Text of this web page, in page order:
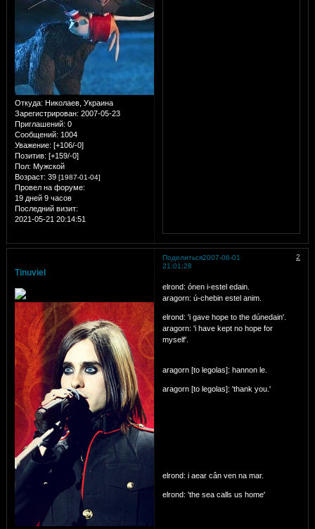
Откуда: Николаев, Украина
Зарегистрирован: 2007-05-23
Приглашений: 0
Сообщений: 1004
Уважение: [+106/-0]
Позитив: [+159/-0]
Пол: Мужской
Возраст: 39 [1987-01-04]
Провел на форуме:
19 дней 9 часов
Последний визит:
2021-05-21 20:14:51
Поделиться 2
2007-06-01
21:01:28
Tinuviel
elrond: ónen i-estel edain.
aragorn: ú-chebin estel anim.
elrond: 'i gave hope to the dúnedain'.
aragorn: 'i have kept no hope for
myself'.
aragorn [to legolas]: hannon le.
aragorn [to legolas]: 'thank you.'
elrond: i aear cân ven na mar.
elrond: 'the sea calls us home'